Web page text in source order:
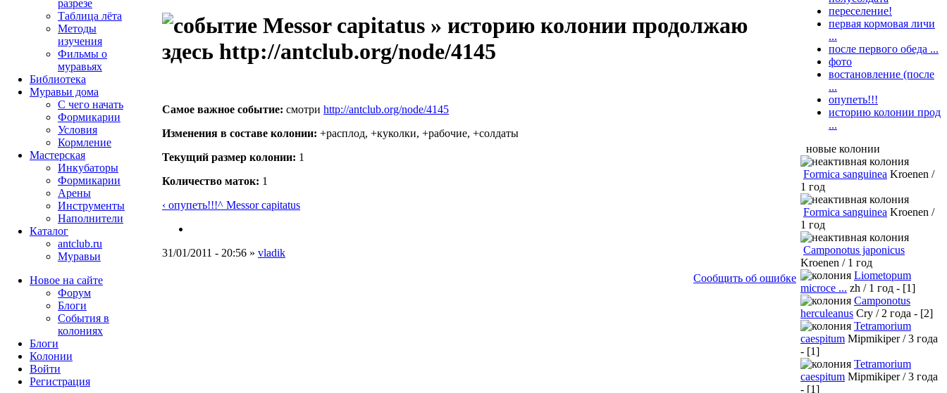
Messor capitatus » историю колонии продолжаю
здесь http://antclub.org/node/4145
Самое важное событие: смотри http://antclub.org/node/4145
Изменения в составе кoлонии: +расплод, +куколки, +рабочие, +солдаты
Текущий размер кoлонии: 1
Количество маток: 1
‹ опупеть!!!^ Messor capitatus
31/01/2011 - 20:56 » vladik
Сообщить об ошибке
разрезе
Таблица лёта
Методы
изучения
Фильмы о
муравьях
Библиотека
Муравьи дома
С чего начать
Формикарии
Условия
Кормление
Мастерская
Инкубаторы
Формикарии
Арены
Инструменты
Наполнители
Каталог
antclub.ru
Муравьи
Новое на сайте
Форум
Блоги
События в
колониях
Блоги
Колонии
Войти
Peгиcтpaция
переселение!
первая кормовая личи
...
после первого обеда ...
фото
востановление (после
...
опупеть!!!
историю колонии прод
...
новые колонии
Formica sanguinea Kroenen /
1 год
Formica sanguinea Kroenen /
1 год
Camponotus japonicus
Kroenen / 1 год
Liometopum
microce ... zh / 1 год - [1]
Camponotus
herculeanus Cry / 2 года - [2]
Tetramorium
caespitum Mipmikiper / 3 года
- [1]
Tetramorium
caespitum Mipmikiper / 3 года
- [1]